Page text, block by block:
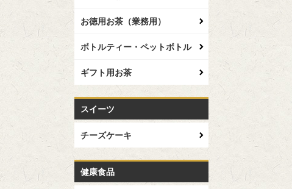
お徳用お茶（業務用）
ボトルティー・ペットボトル
ギフト用お茶
スイーツ
チーズケーキ
健康食品